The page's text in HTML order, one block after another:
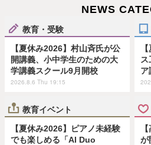
NEWS
教育・受験
【夏休み2026】村山斉氏が公
開講義、小中学生のための大
学講義スクール9月開校
2026.8.6 Thu 19:15
ス
ア
教育イベント
【夏休み2026】ピアノ未経験
でも楽しめる「AI Duo
が